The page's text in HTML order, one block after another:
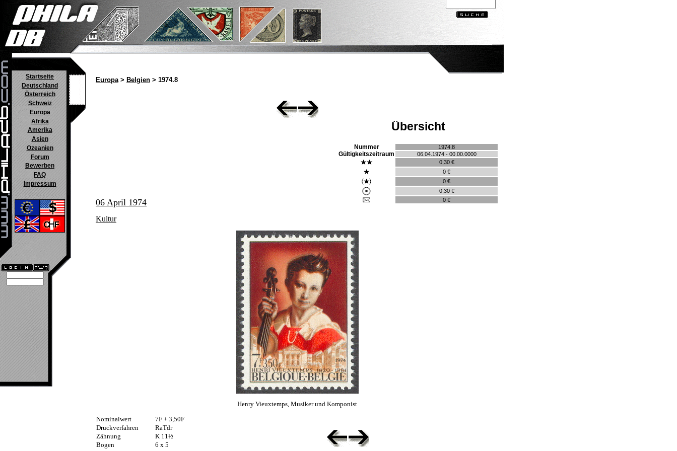
Startseite
Deutschland
Österreich
Schweiz
Europa
Afrika
Amerika
Asien
Ozeanien
Forum
Bewerben
FAQ
Impressum
Europa> Belgien > 1974.8
Übersicht
Nummer
1974.8
Gültigkeitszeitraum
06.04.1974 - 00.00.0000
0,30 €
0 €
0 €
0,30 €
0 €
06 April 1974
Kultur
Henry Vieuxtemps, Musiker und Komponist
Nominalwert
7F + 3,50F
Druckverfahren
RaTdr
Zähnung
K 11½
Bogen
6 x 5